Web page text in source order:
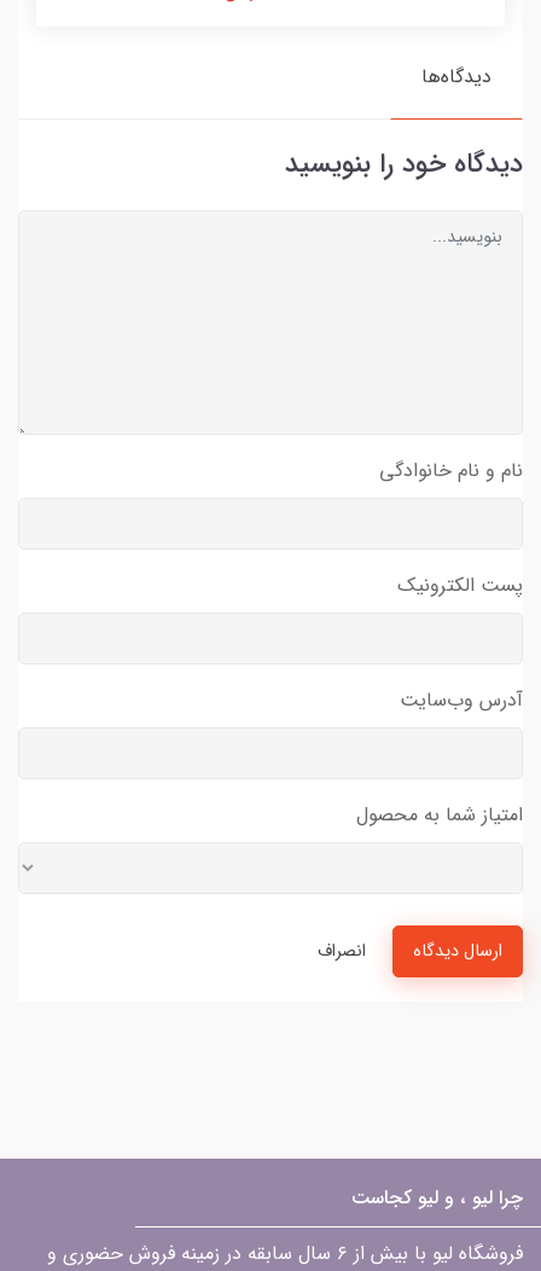
دیدگاه‌ها
دیدگاه خود را بنویسید
نام و نام خانوادگی
پست الکترونیک
آدرس وب‌سایت
امتیاز شما به محصول
ارسال دیدگاه انصراف
چرا لیو ، و لیو کجاست
فروشگاه لیو با بیش از ۶ سال سابقه در زمینه فروش حضوری و